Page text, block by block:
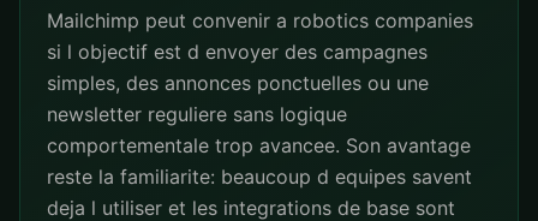
Mailchimp peut convenir a robotics companies
si l objectif est d envoyer des campagnes
simples, des annonces ponctuelles ou une
newsletter reguliere sans logique
comportementale trop avancee. Son avantage
reste la familiarite: beaucoup d equipes savent
deja l utiliser et les integrations de base sont